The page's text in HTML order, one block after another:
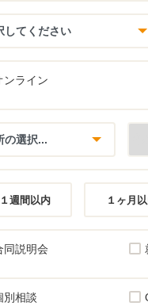
ンライン
１週間以内
１ヶ月
同説明会
別相談